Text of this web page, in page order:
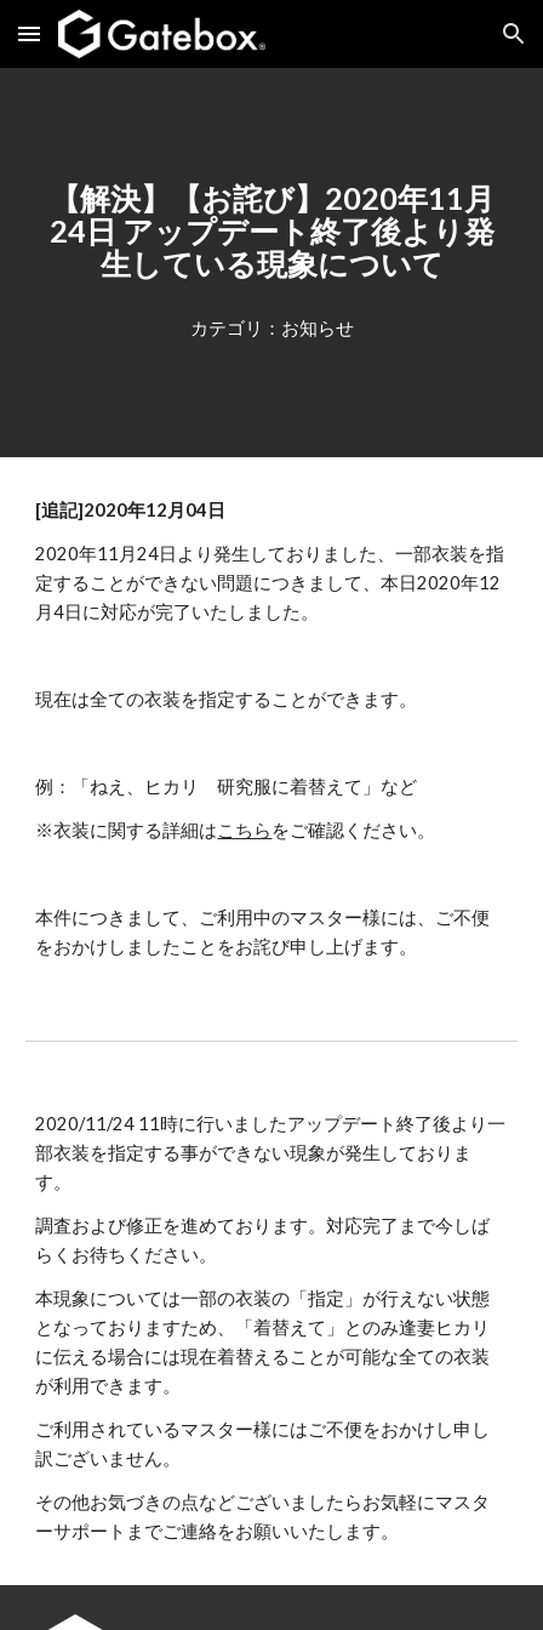
Skip to main content Skip to navigation
【解決】【お詫び】2020年11月
24日 アップデート終了後より発
生している現象について
カテゴリ：お知らせ
[追記]2020年12月04日
2020年11月24日より発生しておりました、一部衣装を指
定することができない問題につきまして、本日2020年12
月4日に対応が完了いたしました。
現在は全ての衣装を指定することができます。
例：「ねえ、ヒカリ　研究服に着替えて」など
※衣装に関する詳細はこちら をご確認ください。
本件につきまして、ご利用中のマスター様には、ご不便
をおかけしましたことをお詫び申し上げます。
2020/11/24 11時に行いましたアップデート終了後より一
部衣装を指定する事ができない現象が発生しておりま
す。
調査および修正を進めております。対応完了まで今しば
らくお待ちください。
本現象については一部の衣装の「指定」が行えない状態
となっておりますため、「着替えて」とのみ逢妻ヒカリ
に伝える場合には現在着替えることが可能な全ての衣装
が利用できます。
ご利用されているマスター様にはご不便をおかけし申し
訳ございません。
その他お気づきの点などございましたらお気軽にマスタ
ーサポートまでご連絡をお願いいたします。